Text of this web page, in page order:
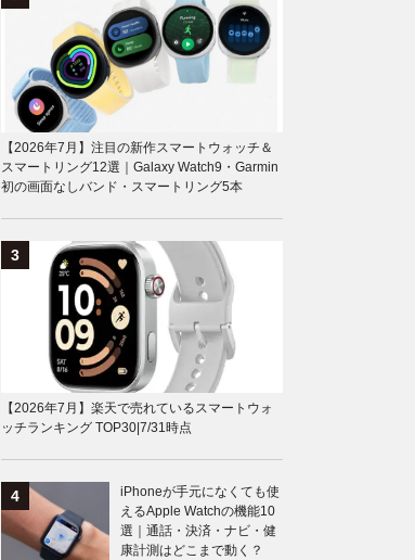
【2026年7月】注目の新作スマートウォッチ＆
スマートリング12選｜Galaxy Watch9・Garmin
初の画面なしバンド・スマートリング5本
【2026年7月】楽天で売れているスマートウォ
ッチランキング TOP30|7/31時点
iPhoneが手元になくても使
えるApple Watchの機能10
選｜通話・決済・ナビ・健
康計測はどこまで動く？